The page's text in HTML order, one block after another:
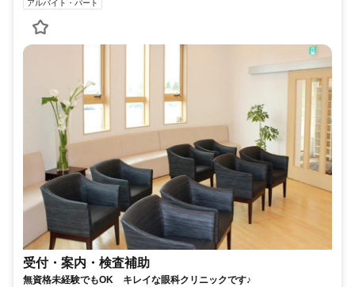
アルバイト・パート
受付・案内・検査補助
無資格未経験でもOK キレイな眼科クリニックです♪